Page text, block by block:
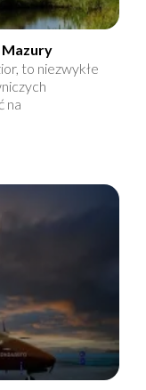
Mazury
to niezwykłe
na